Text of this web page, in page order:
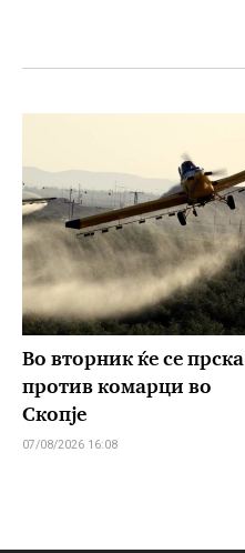
Во вторник ќе се прска
против комарци во
Скопје
07/08/2026 16:08